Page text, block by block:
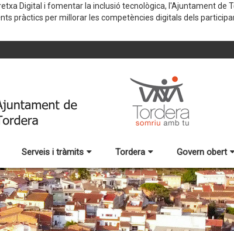
Digital i fomentar la inclusió tecnològica, l'Ajuntament
pràctics per millorar les competències digitals dels
Serveis i tràmits Tordera Govern obert